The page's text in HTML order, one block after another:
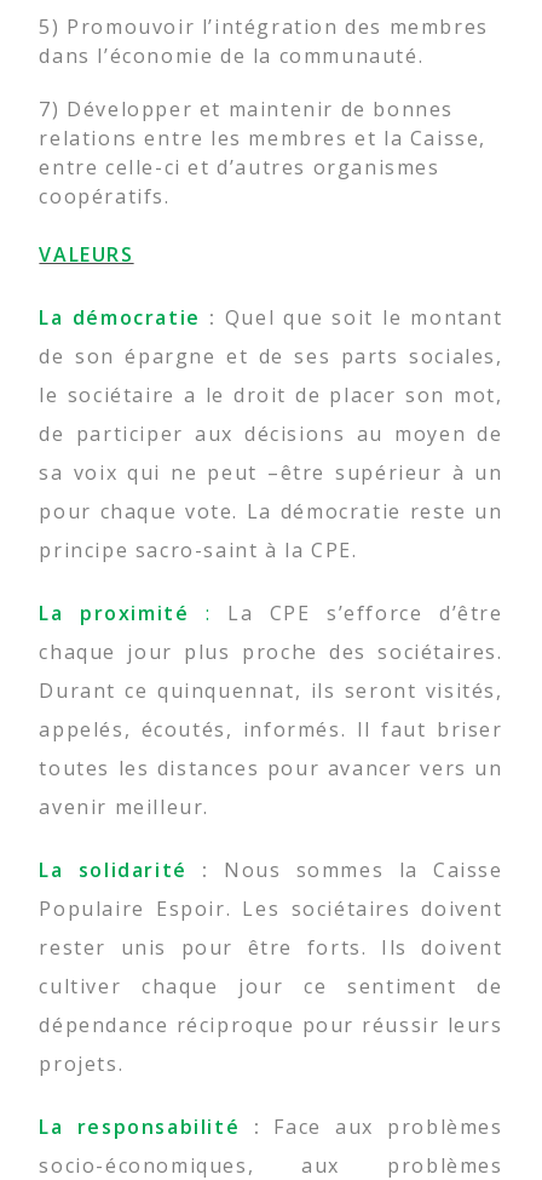
5) Promouvoir l’intégration des membres
dans l’économie de la communauté.
7) Développer et maintenir de bonnes
relations entre les membres et la Caisse,
entre celle-ci et d’autres organismes
coopératifs.
VALEURS
La démocratie : Quel que soit le montant
de son épargne et de ses parts sociales,
le sociétaire a le droit de placer son mot,
de participer aux décisions au moyen de
sa voix qui ne peut –être supérieur à un
pour chaque vote. La démocratie reste un
principe sacro-saint à la CPE.
La proximité : La CPE s’efforce d’être
chaque jour plus proche des sociétaires.
Durant ce quinquennat, ils seront visités,
appelés, écoutés, informés. Il faut briser
toutes les distances pour avancer vers un
avenir meilleur.
La solidarité : Nous sommes la
Caisse
Populaire Espoir. Les sociétaires doivent
rester unis pour être forts. Ils doivent
cultiver chaque jour ce sentiment de
dépendance réciproque pour réussir leurs
projets.
La responsabilité : Face aux problèmes
socio-économiques, aux problèmes